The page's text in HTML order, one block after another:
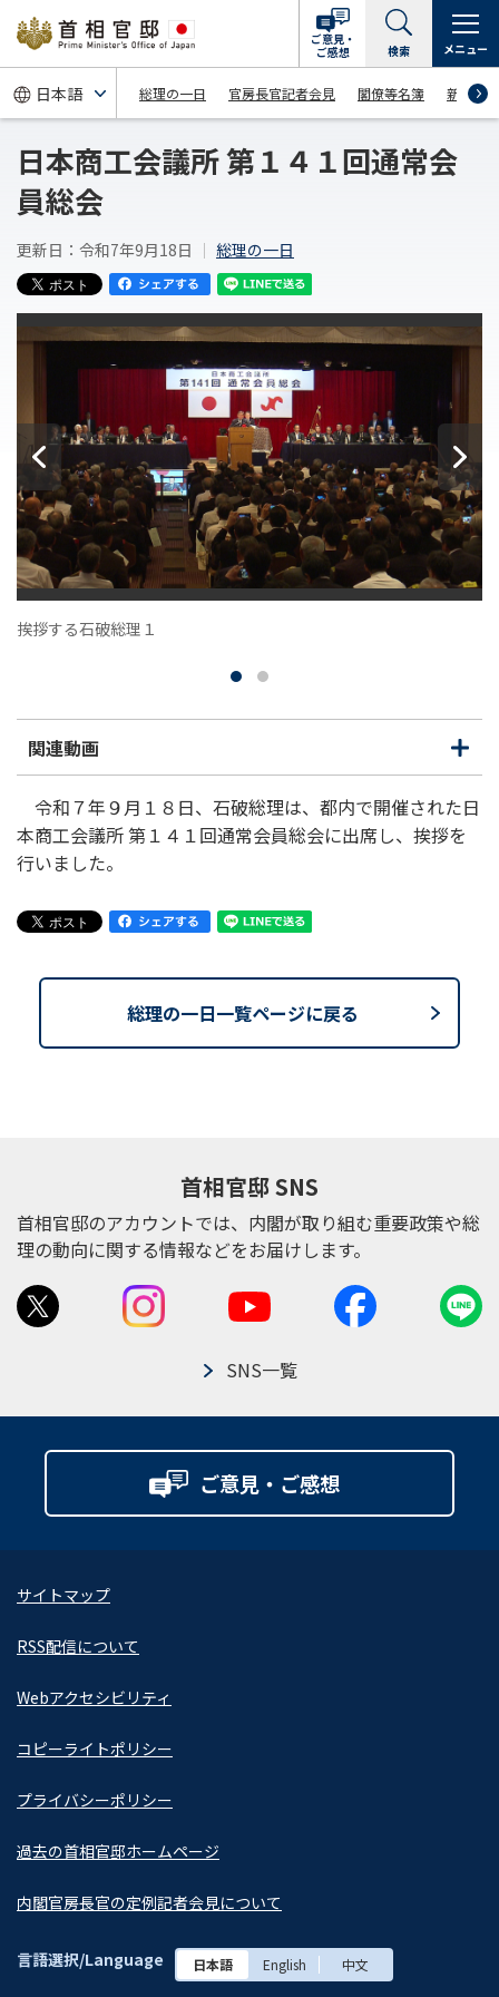
総理の一日 官房長官記者会見 閣僚等名簿 新着情報
ご意見・
ご感想
検索 メニュー
日本商工会議所 第１４１回通常会
員総会
更新日：令和7年9月18日 総理の一日
挨拶する石破総理１
関連動画
開
く
閉
じ
る
令和７年９月１８日、石破総理は、都内で開催された日
本商工会議所 第１４１回通常会員総会に出席し、挨拶を
行いました。
総理の一日一覧ページに戻る
首相官邸 SNS
首相官邸のアカウントでは、内閣が取り組む重要政策や総
理の動向に関する情報などをお届けします。
SNS一覧
ご意見・ご感想
サイトマップ
RSS配信について
Webアクセシビリティ
コピーライトポリシー
プライバシーポリシー
過去の首相官邸ホームページ
内閣官房長官の定例記者会見について
言語選択/Language 日本語 English 中文